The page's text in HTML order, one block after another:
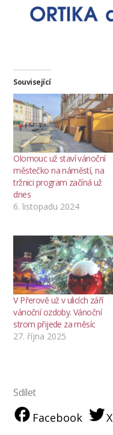
Související
Olomouc už staví vánoční
městečko na náměstí, na
tržnici program začíná už
dnes
6. listopadu 2024
V Přerově už v ulicích září
vánoční ozdoby. Vánoční
strom přijede za měsíc
27. října 2025
Sdílet
Facebook X